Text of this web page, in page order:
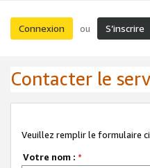
Connexion ou S’inscrire
Contacter le
Veuillez remplir le formulaire
Votre nom : *